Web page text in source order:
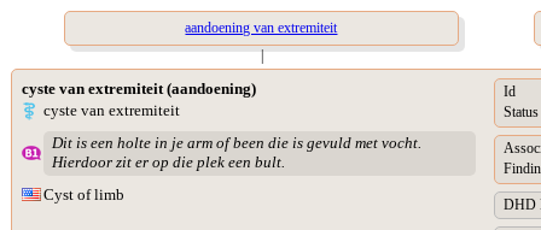
aandoening van extremiteit
|
cyste van extremiteit (aandoening)
cyste van extremiteit
Dit is een holte in je arm of been die is gevuld met vocht.
Hierdoor zit er op die plek een bult.
Cyst of limb
Id
Status
DHD